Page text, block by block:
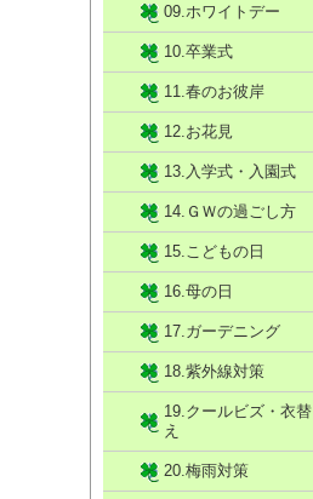
09.ホワイトデー
10.卒業式
11.春のお彼岸
12.お花見
13.入学式・入園式
14.ＧＷの過ごし方
15.こどもの日
16.母の日
17.ガーデニング
18.紫外線対策
19.クールビズ・衣替
え
20.梅雨対策